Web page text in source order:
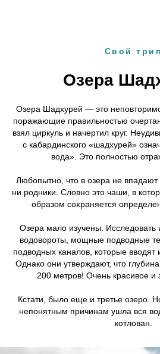
Свой трип
Озера
Озера Шадхурей — это
поражающие правильностью
взял циркуль и начертил круг.
с кабардинского «шадхурей»
вода». Это полностью
Любопытно, что в озера не впадают
ни родники. Словно это чаши, в
образом сохраняется
Озера мало изучены.
водовороты, мощные подводные
подводных каналов, которые вводят
Однако они утверждают, что
200 метров! Очень красивое и
Кстати, было еще и третье озеро.
непонятным причинам ушла вся
котлован.